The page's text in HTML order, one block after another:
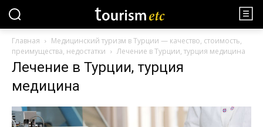
Главная
Медицинский туризм в Турции — качество, стоимость,
преимущества, недостатки
Лечение в Турции, турция медицина
Лечение в Турции, турция
медицина